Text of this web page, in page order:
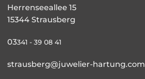
Herrenseeallee 15
15344 Strausberg
03341 - 39 08 41
strausberg@juwelier-hartung.com